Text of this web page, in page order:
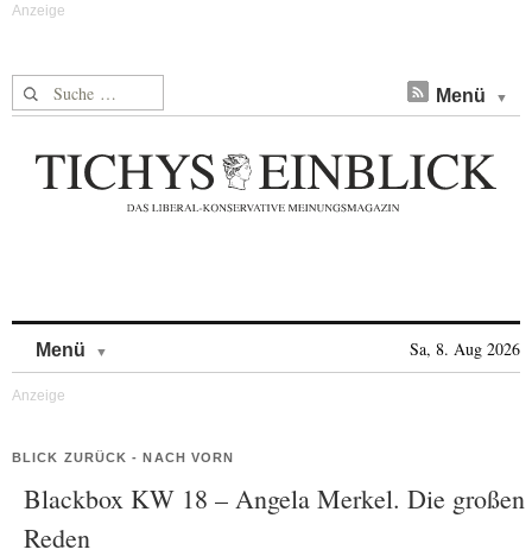
Suche nach: Menü
Menü Sa, 8. Aug 2026
BLICK ZURÜCK - NACH VORN
Blackbox KW 18 – Angela Merkel. Die großen
Reden